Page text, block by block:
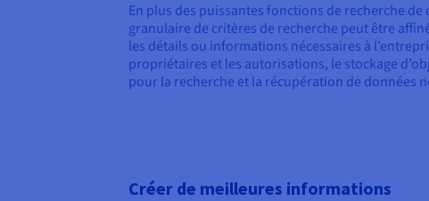
En plus des puissantes fonctions de recherche
granulaire de critères de recherche peut être
les détails ou informations nécessaires à
propriétaires et les autorisations, le stockage
pour la recherche et la récupération de données
Créer de meilleures informations